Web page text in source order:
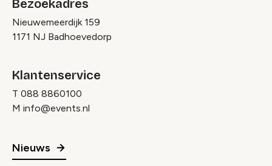
Bezoekadres
Nieuwemeerdijk 159
1171 NJ Badhoevedorp
Klantenservice
T 088 8860100
M info@events.nl
Nieuws